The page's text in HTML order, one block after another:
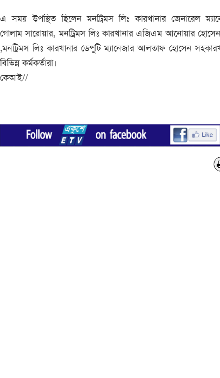
এ সময় উপস্থিত ছিলেন মনট্রিমস লিঃ কারখানার জেনারেল
গোলাম সারোয়ার, মনট্রিমস লিঃ কারখানার এজিএম আনোয়ার
,মনট্রিমস লিঃ কারখানার ডেপুটি ম্যানেজার আলতাফ হোসেন
বিভিন্ন কর্মকর্তারা।
কেআই//